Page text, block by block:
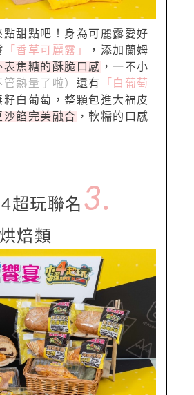
甜點吧！身為可麗露愛好
「香草可麗露」
，添加蘭姆
表焦糖的酥脆口感 ，一不小
管熱量了啦） 還有
「白葡萄
籽白葡萄，整顆包進大福皮
餡完美融合 ，軟糯的口感
超玩聯名 3.
烘焙類